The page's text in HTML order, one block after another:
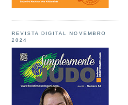
REVISTA DIGITAL NOVEMBRO
2024